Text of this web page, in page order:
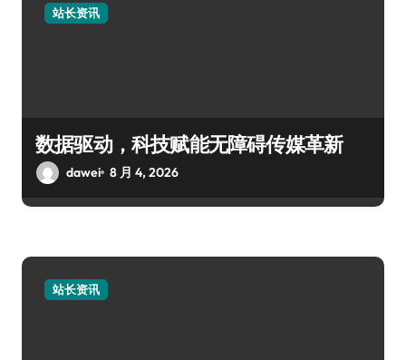
站长资讯
数据驱动，科技赋能无障碍传媒革新
dawei 8 月 4, 2026
站长资讯